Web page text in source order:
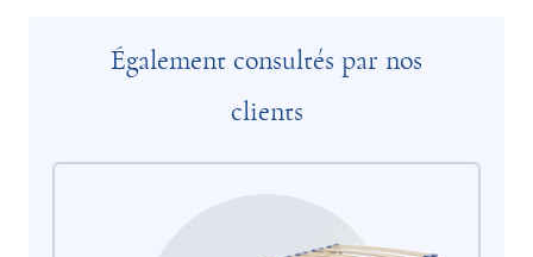
Également consultés par nos
clients